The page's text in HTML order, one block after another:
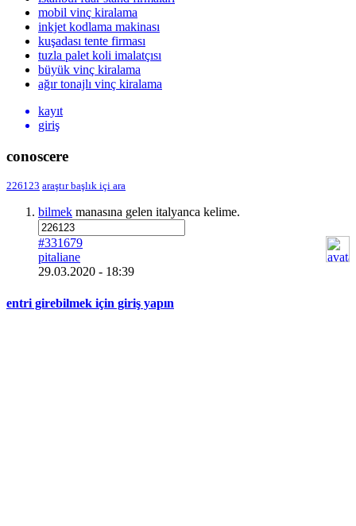
mobil vinç kiralama
inkjet kodlama makinası
kuşadası tente firması
tuzla palet koli imalatçısı
büyük vinç kiralama
ağır tonajlı vinç kiralama
kayıt
giriş
conoscere
226123 araştırbaşlık içi ara
bilmek manasına gelen italyanca kelime.
#331679
pitaliane
29.03.2020 - 18:39
entri girebilmek için giriş yapın